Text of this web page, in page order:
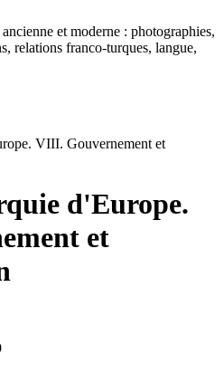
et moderne : photographies,
relations franco-turques, langue,
VIII. Gouvernement et
d'Europe.
et